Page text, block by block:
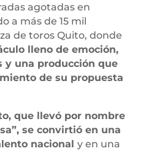
agotadas en
a más de 15 mil
de toros Quito, donde
lleno de emoción,
y una producción que
de su propuesta
que llevó por nombre
se convirtió en una
nacional y en una